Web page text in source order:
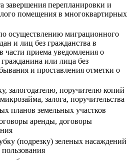
завершения перепланировки и
помещения в многоквартирных
осуществлению миграционного
и лиц без гражданства в
части приема уведомления о
или лица без
и проставления отметки о
залогодателю, поручителю копий
залога, поручительства
планов земельных участков
аренды, договоры
(подрезку) зеленых насаждений